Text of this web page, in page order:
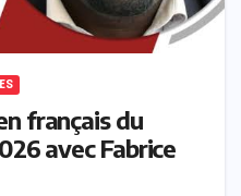
français du
avec Fabrice